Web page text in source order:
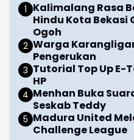
Kalimalang Rasa
Hindu Kota Bekasi
Ogoh
Warga
Pengerukan
Tutorial Top Up E-
HP
Menhan Buka
Seskab Teddy
Madura United
Challenge League